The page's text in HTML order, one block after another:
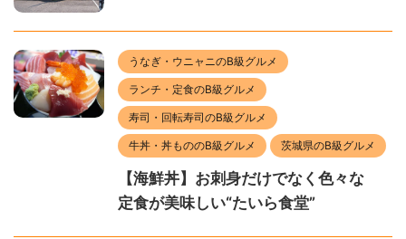
うなぎ・ウニャニのB級グルメ
ランチ・定食のB級グルメ
寿司・回転寿司のB級グルメ
牛丼・丼もののB級グルメ 茨城県のB級グルメ
【海鮮丼】お刺身だけでなく色々な
定食が美味しい“たいら食堂”